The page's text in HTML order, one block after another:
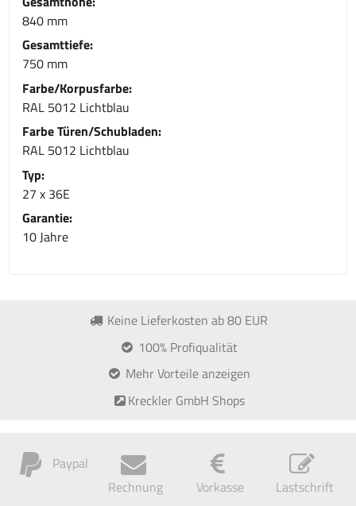
840 mm
Gesamttiefe:
750 mm
Farbe/Korpusfarbe:
RAL 5012 Lichtblau
Farbe Türen/Schubladen:
RAL 5012 Lichtblau
Typ:
27 x 36E
Garantie:
10 Jahre
Keine Lieferkosten ab 80 EUR
100% Profiqualität
Mehr Vorteile anzeigen
Kreckler GmbH Shops
Paypal
Rechnung
Vorkasse Lastschrift